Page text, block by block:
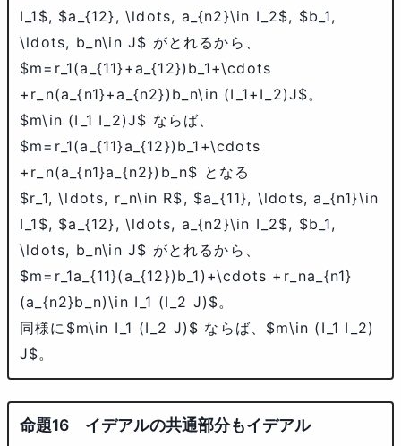
I_1$, $a_{12}, \ldots, a_{n2}\in I_2$, $b_1,
\ldots, b_n\in J$ がとれるから、
$m=r_1(a_{11}+a_{12})b_1+\cdots
+r_n(a_{n1}+a_{n2})b_n\in (I_1+I_2)J$。
$m\in (I_1 I_2)J$ ならば、
$m=r_1(a_{11}a_{12})b_1+\cdots
+r_n(a_{n1}a_{n2})b_n$ となる
$r_1, \ldots, r_n\in R$, $a_{11}, \ldots, a_{n1}\in
I_1$, $a_{12}, \ldots, a_{n2}\in I_2$, $b_1,
\ldots, b_n\in J$ がとれるから、
$m=r_1a_{11}(a_{12})b_1)+\cdots +r_na_{n1}
(a_{n2}b_n)\in I_1 (I_2 J)$。
同様に $m\in I_1 (I_2 J)$ ならば、 $m\in (I_1 I_2)
J$。
イデアルの共通部分もイデアル